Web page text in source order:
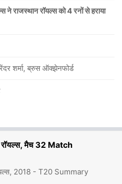
रॉयल्स, मैच 32 Match
2018 - T20 Summary
ने राजस्थान रॉयल्स को 4 रनों से हराया
शर्मा, ब्रुस ऑक्झेनफोर्ड